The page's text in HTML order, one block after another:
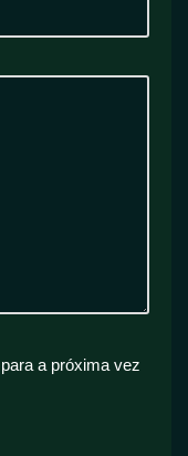
a próxima vez